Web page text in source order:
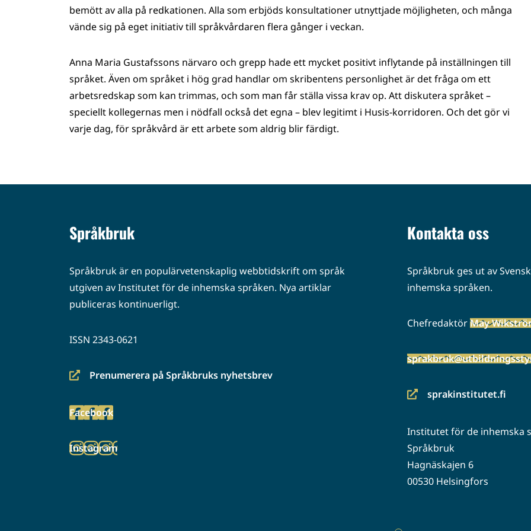
bemött av alla på redkationen. Alla som erbjöds konsultationer utnyttjade möjligheten, och många
vände sig på eget initiativ till språkvårdaren flera gånger i veckan.
Anna Maria Gustafssons närvaro och grepp hade ett mycket positivt inflytande på inställningen till
språket. Även om språket i hög grad handlar om skribentens personlighet är det fråga om ett
arbetsredskap som kan trimmas, och som man får ställa vissa krav op. Att diskutera språket –
speciellt kollegernas men i nödfall också det egna – blev legitimt i Husis-korridoren. Och det gör vi
varje dag, för språkvård är ett arbete som aldrig blir färdigt.
Språkbruk
Språkbruk är en populärvetenskaplig webbtidskrift om språk
utgiven av Institutet för de inhemska språken. Nya artiklar
publiceras kontinuerligt.
ISSN 2343-0621
Prenumerera på Språkbruks nyhetsbrev
(siirryt
palveluun)
Facebook
(siirryt
palveluun)
Instagram
(siirryt
Kontakta oss
Språkbruk ges ut av
inhemska språken.
ChefredaktörMay
sprakinstitutet.fi
(siirryt
palveluun)
Institutet för de inhemska
Språkbruk
Hagnäskajen 6
00530 Helsingfors